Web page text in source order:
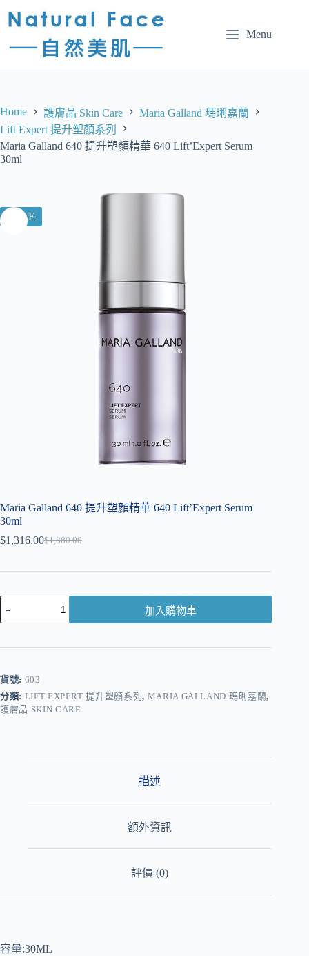
Menu
Home 護膚品 Skin Care
Maria Galland 瑪琍嘉蘭
Lift Expert 提升塑顏系列
Maria Galland 640 提升塑顏精華 640 Lift’Expert Serum
30ml
SALE
Maria Galland 640 提升塑顏精華 640 Lift’Expert Serum
30ml
$1,880.00
$1,316.00
加入購物車
r
n
a
t
貨號: 603
分類: LIFT EXPERT 提升塑顏系列, MARIA GALLAND 瑪琍嘉蘭,
護膚品 SKIN CARE
描述
額外資訊
評價 (0)
容量:30ML